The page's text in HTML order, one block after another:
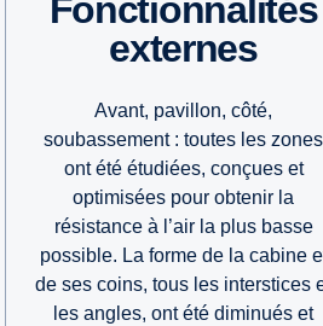
Fonctionnalités
externes
Avant, pavillon, côté,
soubassement : toutes les zones
ont été étudiées, conçues et
optimisées pour obtenir la
résistance à l’air la plus basse
possible. La forme de la cabine
de ses coins, tous les interstices
les angles, ont été diminués et